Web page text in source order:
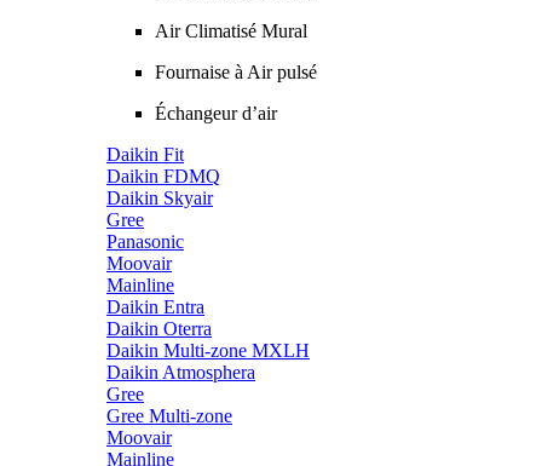
Air Climatisé Mural
Fournaise à Air pulsé
Échangeur d’air
Daikin Fit
Daikin FDMQ
Daikin Skyair
Gree
Panasonic
Moovair
Mainline
Daikin Entra
Daikin Oterra
Daikin Multi-zone MXLH
Daikin Atmosphera
Gree
Gree Multi-zone
Moovair
Mainline